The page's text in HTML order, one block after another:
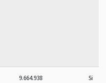
9.664.938 Si